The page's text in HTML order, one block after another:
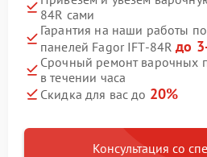
84R сами
Гарантия на наши работы
панелей Fagor IFT-84Rдо
Срочный ремонт варочных
в течении часа
Скидка для вас до 20%
Консультация со